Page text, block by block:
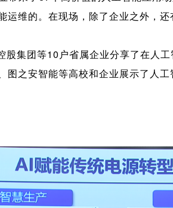
维的。在现场，除了企业之外，
集团等10户省属企业分享了在人
之安智能等高校和企业展示了人